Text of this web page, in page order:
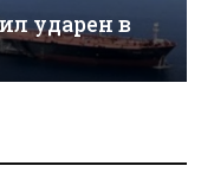
ударен в